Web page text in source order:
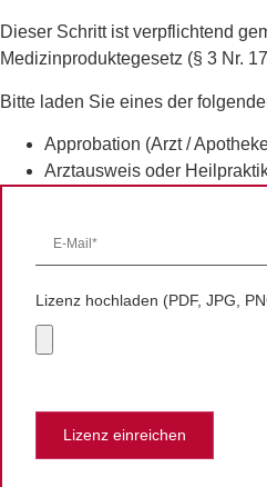
Dieser Schritt ist verpflichtend
Medizinproduktegesetz (§ 3 Nr.
Bitte laden Sie eines der
Approbation (Arzt /
Arztausweis oder
Lizenz hochladen (PDF, JPG,
Lizenz einreichen